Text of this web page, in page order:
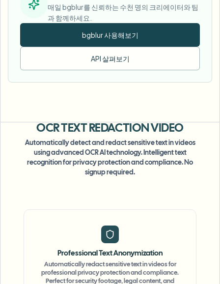
매일 bgblur를 신뢰하는 수천 명의 크리에이터와 팀
과 함께하세요.
bgblur 사용해보기
API 살펴보기
OCR TEXT REDACTION VIDEO
Automatically detect and redact sensitive text in videos
using advanced OCR AI technology. Intelligent text
recognition for privacy protection and compliance. No
signup required.
Professional Text Anonymization
Automatically redact sensitive text in videos for
professional privacy protection and compliance.
Perfect for security footage, legal content, and